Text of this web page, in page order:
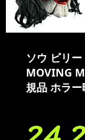
ソウ ビリ
MOVING
規品 ホラー